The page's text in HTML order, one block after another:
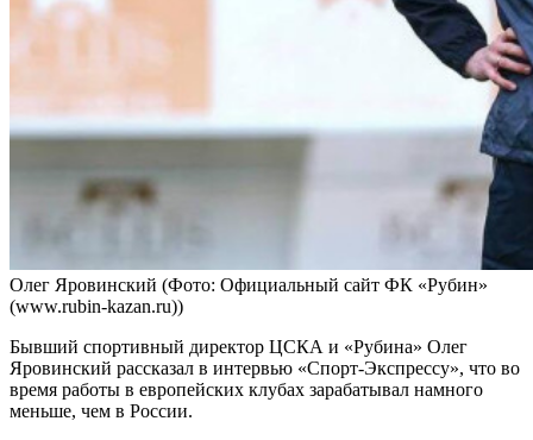
Олег Яровинский (Фото: Официальный сайт ФК «Рубин»
(www.rubin-kazan.ru))
Бывший спортивный директор ЦСКА и «Рубина» Олег
Яровинский рассказал в интервью «Спорт-Экспрессу», что во
время работы в европейских клубах зарабатывал намного
меньше, чем в России.